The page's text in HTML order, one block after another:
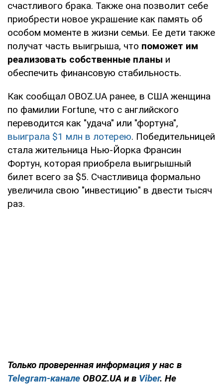
счастливого брака. Также она позволит себе
приобрести новое украшение как память об
особом моменте в жизни семьи. Ее дети также
получат часть выигрыша, что поможет им
реализовать собственные планы и
обеспечить финансовую стабильность.
Как сообщал OBOZ.UA ранее, в США женщина
по фамилии Fortune, что с английского
переводится как "удача" или "фортуна",
выиграла $1 млн в лотерею. Победительницей
стала жительница Нью-Йорка Франсин
Фортун, которая приобрела выигрышный
билет всего за $5. Счастливица формально
увеличила свою "инвестицию" в двести тысяч
раз.
Только проверенная информация у нас в
Telegram-канале OBOZ.UA и в Viber. Не